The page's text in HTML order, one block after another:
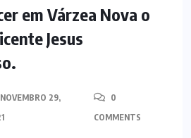
NOTÍCIAS
em Várzea Nova o
Jesus
NOVEMBRO 29,
0
COMMENTS